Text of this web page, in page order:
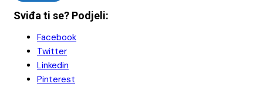
Sviđa ti se? Podjeli:
Facebook
Twitter
Linkedin
Pinterest